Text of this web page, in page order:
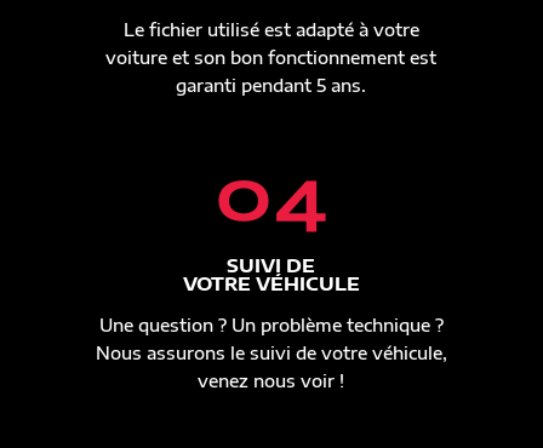
Le fichier utilisé est adapté à votre
voiture et son bon fonctionnement est
garanti pendant 5 ans.
04
SUIVI DE
VOTRE VÉHICULE
Une question ? Un problème technique ?
Nous assurons le suivi de votre véhicule,
venez nous voir !